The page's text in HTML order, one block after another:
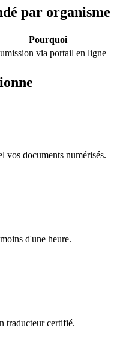
par organisme
Pourquoi
via portail en ligne
vos documents numérisés.
d'une heure.
traducteur certifié.